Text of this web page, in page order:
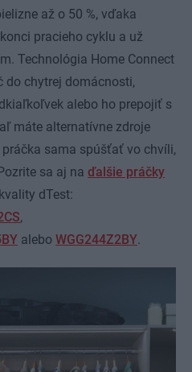
až o 50 %, vďaka
pracieho cyklu a už
Technológia Home Connect
do chytrej domácnosti,
alebo ho prepojiť s
máte alternatívne zdroje
sama spúšťať vo chvíli,
sa aj na ďalšie práčky
dTest:
,
alebo WGG244Z2BY.